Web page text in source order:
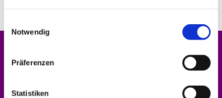
Notwendig
Präferenzen
Statistiken
Dies könnte Sie auch interessieren